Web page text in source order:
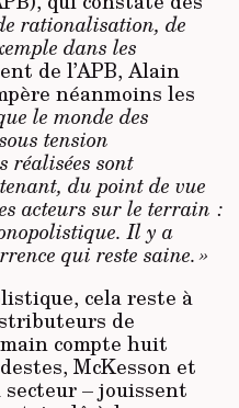
rationalisation, de
dans les
de l’APB, Alain
néanmoins les
le monde des
tension
réalisées sont
du point de vue
acteurs sur le terrain :
Il y a
qui reste saine. »
cela reste à
de
compte huit
McKesson et
secteur – jouissent